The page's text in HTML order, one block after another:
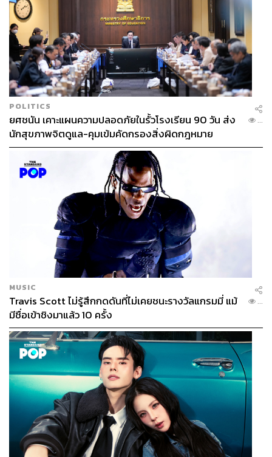
POLITICS
ยศชนัน เคาะแผนความปลอดภัยในรั้วโรงเรียน 90 วัน ส่ง
นักสุขภาพจิตดูแล-คุมเข้มคัดกรองสิ่งผิดกฎหมาย
...
MUSIC
Travis Scott ไม่รู้สึกกดดันที่ไม่เคยชนะรางวัลแกรมมี่ แม้
มีชื่อเข้าชิงมาแล้ว 10 ครั้ง
...